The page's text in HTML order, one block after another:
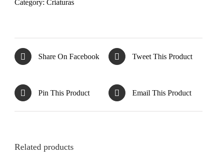
Category: Criaturas
Share On Facebook Tweet This Product
Pin This Product Email This Product
Related products